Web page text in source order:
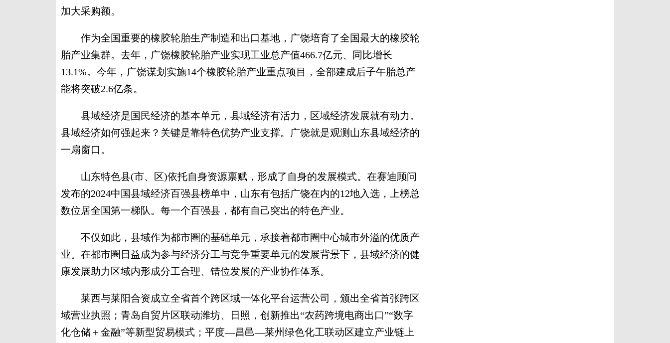
加大采购额。
作为全国重要的橡胶轮胎生产制造和出口基地，广饶培育了全国最大的橡胶轮
胎产业集群。去年，广饶橡胶轮胎产业实现工业总产值466.7亿元、同比增长
13.1%。今年，广饶谋划实施14个橡胶轮胎产业重点项目，全部建成后子午胎总产
能将突破2.6亿条。
县域经济是国民经济的基本单元，县域经济有活力，区域经济发展就有动力。
县域经济如何强起来？关键是靠特色优势产业支撑。广饶就是观测山东县域经济的
一扇窗口。
山东特色县(市、区)依托自身资源禀赋，形成了自身的发展模式。在赛迪顾问
发布的2024中国县域经济百强县榜单中，山东有包括广饶在内的12地入选，上榜总
数位居全国第一梯队。每一个百强县，都有自己突出的特色产业。
不仅如此，县域作为都市圈的基础单元，承接着都市圈中心城市外溢的优质产
业。在都市圈日益成为参与经济分工与竞争重要单元的发展背景下，县域经济的健
康发展助力区域内形成分工合理、错位发展的产业协作体系。
莱西与莱阳合资成立全省首个跨区域一体化平台运营公司，颁出全省首张跨区
域营业执照；青岛自贸片区联动潍坊、日照，创新推出“农药跨境电商出口”“数字
化仓储＋金融”等新型贸易模式；平度—昌邑—莱州绿色化工联动区建立产业链上